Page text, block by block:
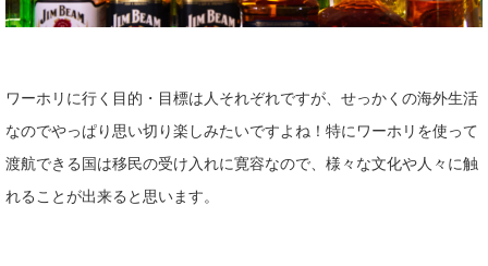
ワーホリに行く目的・目標は人それぞれですが、せっかくの海外生活
なのでやっぱり思い切り楽しみたいですよね！特にワーホリを使って
渡航できる国は移民の受け入れに寛容なので、様々な文化や人々に触
れることが出来ると思います。